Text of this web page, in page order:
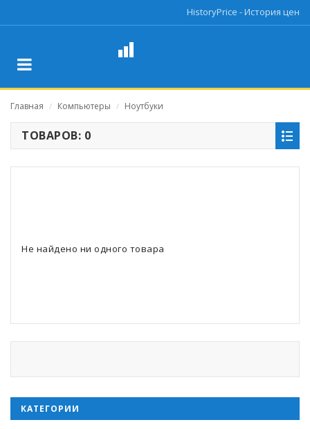
HistoryPrice - История цен
Главная / Компьютеры / Ноутбуки
ТОВАРОВ: 0
Не найдено ни одного товара
КАТЕГОРИИ